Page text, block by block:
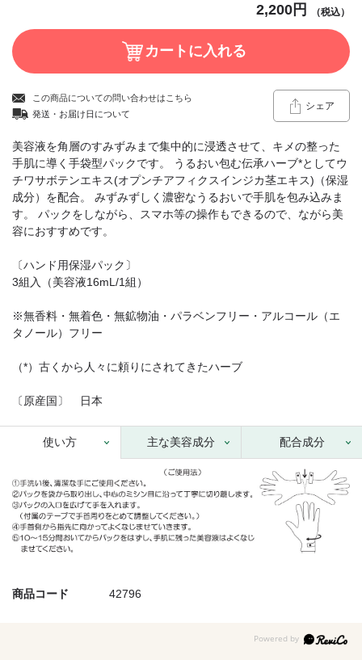
2,200円 （税込）
商品コード 42796
この商品についての問い合わせはこちら
発送・お届け日について
シェア
美容液を角層のすみずみまで集中的に浸透させて、キメの整った
手肌に導く手袋型パックです。 うるおい包む伝承ハーブ*としてウ
チワサボテンエキス(オプンチアフィクスインジカ茎エキス)（保湿
成分）を配合。 みずみずしく濃密なうるおいで手肌を包み込みま
す。 パックをしながら、スマホ等の操作もできるので、ながら美
容におすすめです。
〔ハンド用保湿パック〕
3組入（美容液16mL/1組）
※無香料・無着色・無鉱物油・パラベンフリー・アルコール（エ
タノール）フリー
（*）古くから人々に頼りにされてきたハーブ
〔原産国〕 日本
使い方 主な美容成分 配合成分